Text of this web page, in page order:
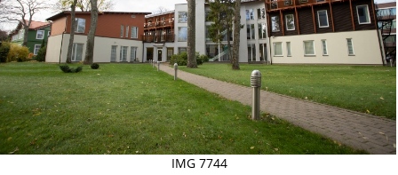
IMG 7744